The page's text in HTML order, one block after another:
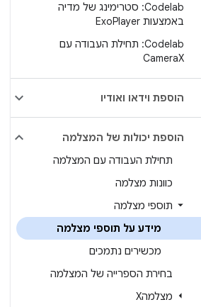
Codelab: סטרימינג של מדיה
באמצעות Exo Player
Codelab: תחילת העבודה עם
CameraX
הוספת וידאו ואודיו
הוספת יכולות של המצלמה
תחילת העבודה עם המצלמה
כוונות מצלמה
תוספי מצלמה
מידע על תוספי מצלמה
מכשירים נתמכים
בחירת הספרייה של המצלמה
מצלמהX